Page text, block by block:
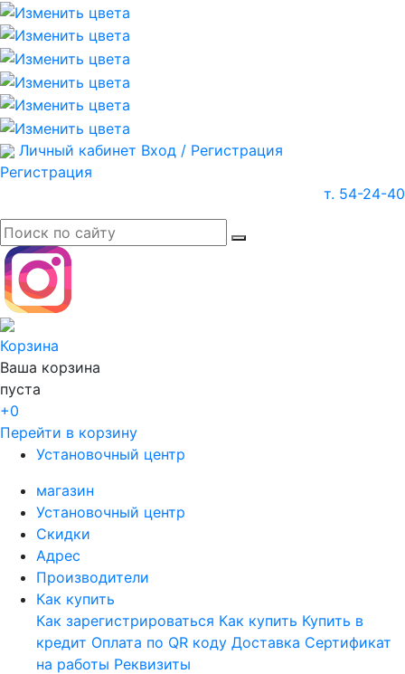
Личный кабинет Вход / Регистрация
Регистрация
т. 54-24-40
Корзина
Ваша корзина
пуста
+0
Перейти в корзину
Установочный центр
магазин
Установочный центр
Скидки
Адрес
Производители
Как купить
Как зарегистрироваться Как купить Купить в
кредит Оплата по QR коду Доставка Сертификат
на работы Реквизиты